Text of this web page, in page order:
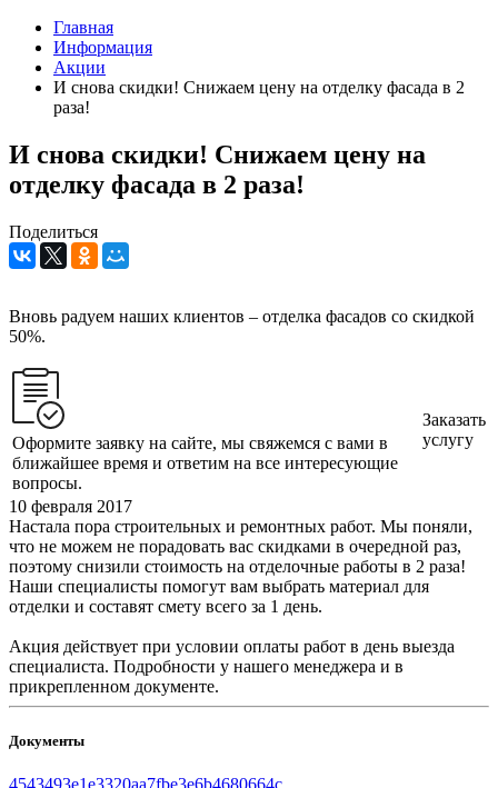
Главная
Информация
Акции
И снова скидки! Снижаем цену на отделку фасада в 2
раза!
И снова скидки! Снижаем цену на
отделку фасада в 2 раза!
Поделиться
Вновь радуем наших клиентов – отделка фасадов со скидкой
50%.
Оформите заявку на сайте, мы свяжемся с вами в
ближайшее время и ответим на все интересующие
вопросы.
Заказать
услугу
10 февраля 2017
Настала пора строительных и ремонтных работ. Мы поняли,
что не можем не порадовать вас скидками в очередной раз,
поэтому снизили стоимость на отделочные работы в 2 раза!
Наши специалисты помогут вам выбрать материал для
отделки и составят смету всего за 1 день.
Акция действует при условии оплаты работ в день выезда
специалиста. Подробности у нашего менеджера и в
прикрепленном документе.
Документы